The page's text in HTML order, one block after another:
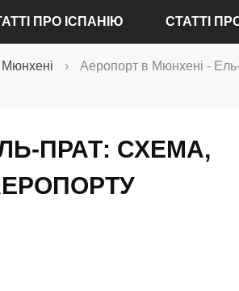
ПРО ІСПАНІЮ
ПРО ВАЛЕНСІЇ
ПРО МАДРИДІ
СТАТТІ
СТАТТІ ПРО
Мюнхені ›
Аеропорт в Мюнхені -
ПРАТ: СХЕМА,